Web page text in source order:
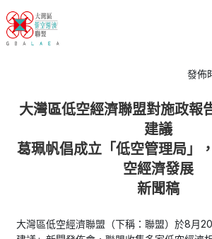
發佈
大灣區低空經濟聯盟對施政報
建議
葛珮帆倡成立「低空管理局」
空經濟發展
新聞稿
大灣區低空經濟聯盟（下稱：聯盟）於8月